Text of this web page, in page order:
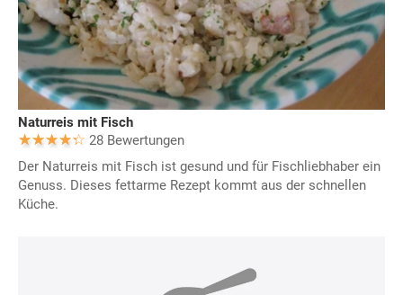
Naturreis mit Fisch
28 Bewertungen
Der Naturreis mit Fisch ist gesund und für Fischliebhaber ein
Genuss. Dieses fettarme Rezept kommt aus der schnellen
Küche.